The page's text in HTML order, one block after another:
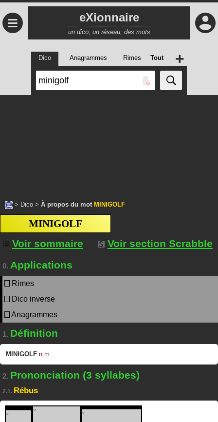
≡ eXionnaire
un dico, un réseau, des mots
Dico Anagrammes Rimes Tout +
> Dico > À propos du mot MINIGOLF
MINIGOLF
Voir sommaire
Voir section Scrabble
0. Applications
Rimes
Dico inverse
Anagrammes
1. Définition
MINIGOLF n.m.
2. Prononciation (3 syllabes)
2.1. Rébus
?
?
?